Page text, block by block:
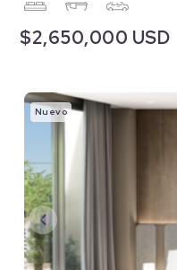
$2,650,000 USD
Nuevo